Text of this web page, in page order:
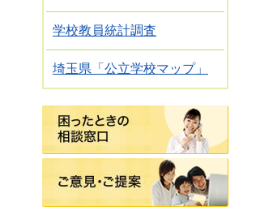
学校教員統計調査
埼玉県「公立学校マップ」
困ったときの相談窓口